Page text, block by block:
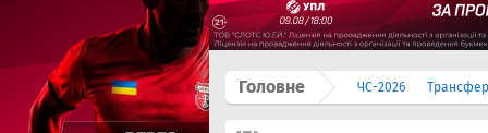
Головне ЧС-2026